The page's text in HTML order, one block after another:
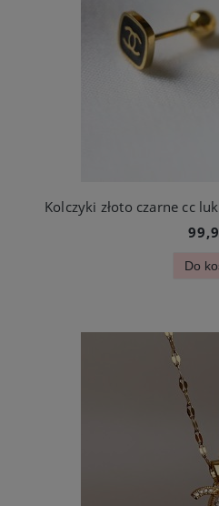
Kolczyki złoto czarne cc
Do